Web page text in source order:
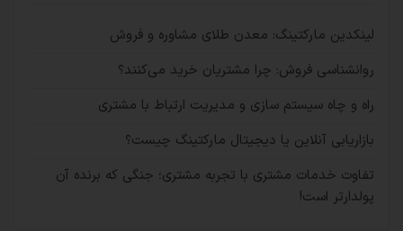
لینکدین مارکتینگ: معدن طلای مشاوره و فروش
روانشناسی فروش: چرا مشتریان خرید می‌کنند؟
راه و چاه سیستم سازی و مدیریت ارتباط با مشتری
بازاریابی آنلاین یا دیجیتال مارکتینگ چیست؟
تفاوت خدمات مشتری با تجربه مشتری؛ جنگی که برنده آن
پولدارتر است!